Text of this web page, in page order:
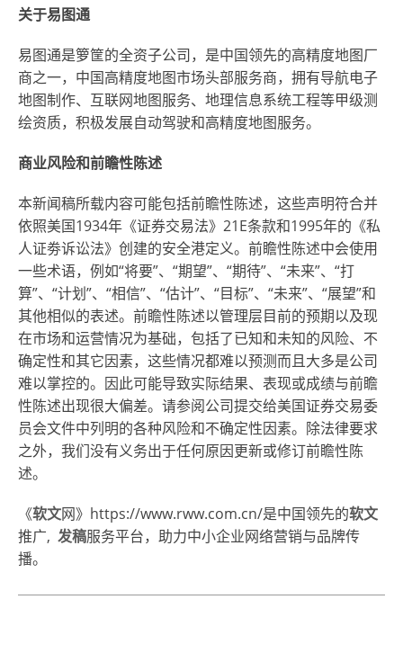
关于易图通
易图通是箩筐的全资子公司，是中国领先的高精度地图厂
商之一，中国高精度地图市场头部服务商，拥有导航电子
地图制作、互联网地图服务、地理信息系统工程等甲级测
绘资质，积极发展自动驾驶和高精度地图服务。
商业风险和前瞻性陈述
本新闻稿所载内容可能包括前瞻性陈述，这些声明符合并
依照美国1934年《证券交易法》21E条款和1995年的《私
人证劵诉讼法》创建的安全港定义。前瞻性陈述中会使用
一些术语，例如“将要”、“期望”、“期待”、“未来”、“打
算”、“计划”、“相信”、“估计”、“目标”、“未来”、“展望”和
其他相似的表述。前瞻性陈述以管理层目前的预期以及现
在市场和运营情况为基础，包括了已知和未知的风险、不
确定性和其它因素，这些情况都难以预测而且大多是公司
难以掌控的。因此可能导致实际结果、表现或成绩与前瞻
性陈述出现很大偏差。请参阅公司提交给美国证券交易委
员会文件中列明的各种风险和不确定性因素。除法律要求
之外，我们没有义务出于任何原因更新或修订前瞻性陈
述。
《软文网》https://www.rww.com.cn/是中国领先的软文
推广, 发稿服务平台，助力中小企业网络营销与品牌传
播。